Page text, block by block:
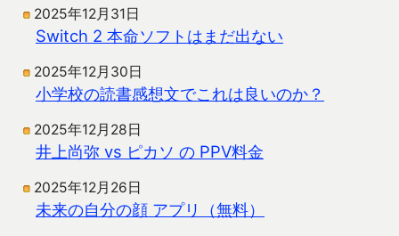
2025年12月31日
Switch 2 本命ソフトはまだ出ない
2025年12月30日
小学校の読書感想文でこれは良いのか？
2025年12月28日
井上尚弥 vs ピカソ の PPV料金
2025年12月26日
未来の自分の顔 アプリ（無料）